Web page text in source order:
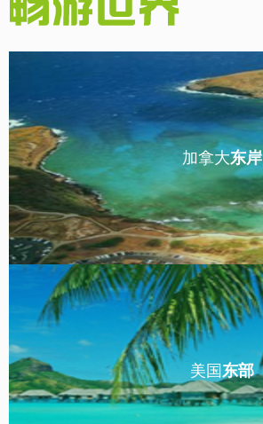
在线下载
加拿大东岸
美国东部